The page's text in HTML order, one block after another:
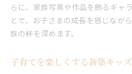
らに、家族写真や作品を飾るギャ
とで、お子さまの成長を感じなが
族の絆を深めます。
子育てを楽しくする新築キッ